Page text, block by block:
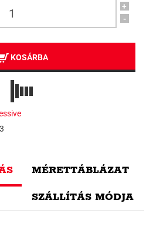
+
-
KOSÁRBA
MÉRETTÁBLÁZAT
SZÁLLÍTÁS MÓDJA